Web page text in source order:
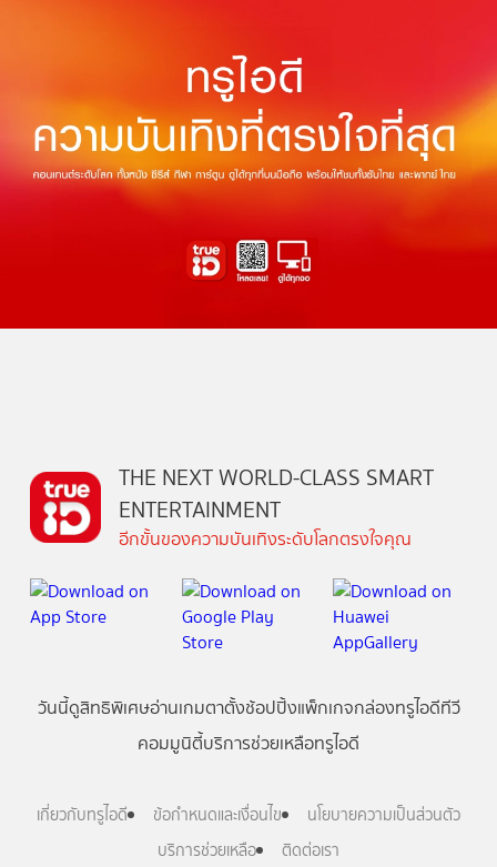
THE NEXT WORLD-CLASS SMART
ENTERTAINMENT
อีกขั้นของความบันเทิงระดับโลกตรงใจคุณ
วันนี้ดูสิทธิพิเศษอ่านเกมตาตั้งช้อปปิ้งแพ็กเกจกล่องทรูไอดีทีวี
คอมมูนิตี้บริการช่วยเหลือทรูไอดี
เกี่ยวกับทรูไอดี ข้อกำหนดและเงื่อนไข
นโยบายความเป็นส่วนตัว
บริการช่วยเหลือ
ติดต่อเรา